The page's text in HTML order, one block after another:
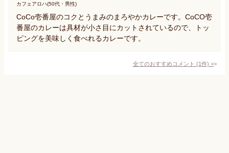
カフェアロハ(50代・男性)
CoCo壱番屋のコクとうまみのまろやかカレーです。CoCO壱
番屋のカレーは具材が小さ目にカットされているので、トッ
ピングを美味しく食べれるカレーです。
全てのおすすめコメント (1件) >